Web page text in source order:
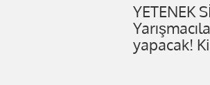
YETENEK
yapacak!